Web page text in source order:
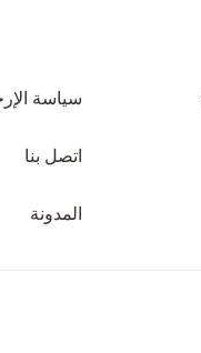
سياسة
اتصل بنا
المدونة